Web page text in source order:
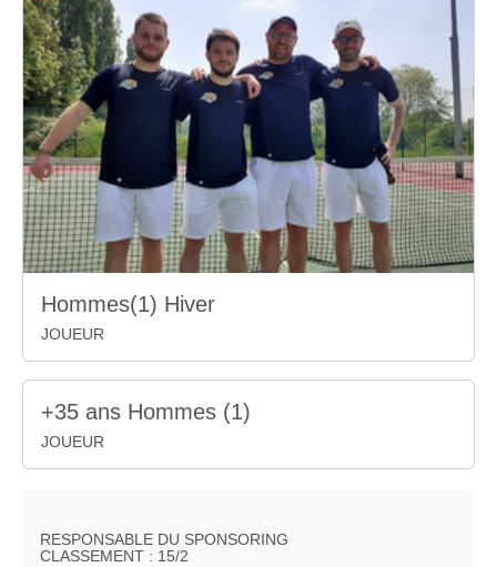
Hommes(1) Hiver
JOUEUR
+35 ans Hommes (1)
JOUEUR
RESPONSABLE DU SPONSORING
CLASSEMENT : 15/2